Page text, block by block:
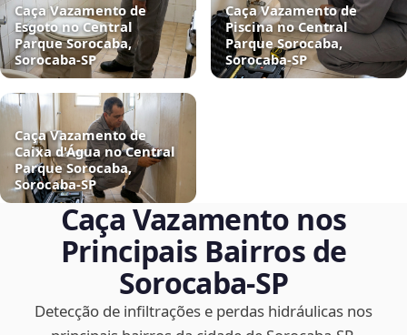
Caça Vazamento de
Esgoto no Central
Parque Sorocaba,
Sorocaba‑SP
Caça Vazamento de
Piscina no Central
Parque Sorocaba,
Sorocaba‑SP
Caça Vazamento de
Caixa d'Água no Central
Parque Sorocaba,
Sorocaba‑SP
Caça Vazamento nos
Principais Bairros de
Sorocaba‑SP
Detecção de infiltrações e perdas hidráulicas nos